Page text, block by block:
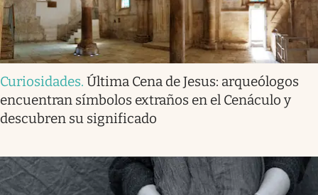
Curiosidades. Última Cena de Jesus: arqueólogos
encuentran símbolos extraños en el Cenáculo y
descubren su significado